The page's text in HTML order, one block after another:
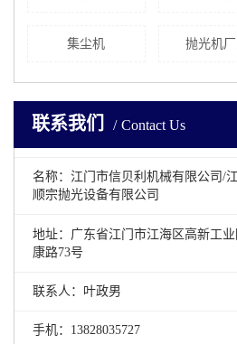
集尘机 抛光机
联系我们 Contact Us
名称：江门市信贝利机械有限公司/
顺宗抛光设备有限公司
地址：广东省江门市江海区高新工业
康路73号
联系人：叶政男
手机：13828035727